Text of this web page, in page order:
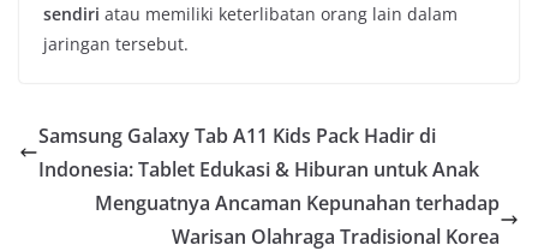
sendiri atau memiliki keterlibatan orang lain dalam
jaringan tersebut.
Samsung Galaxy Tab A11 Kids Pack Hadir di
Indonesia: Tablet Edukasi & Hiburan untuk Anak
Menguatnya Ancaman Kepunahan terhadap
Warisan Olahraga Tradisional Korea